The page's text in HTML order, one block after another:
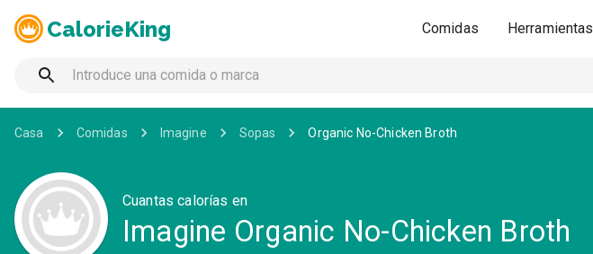
CalorieKing Comidas Herramientas
Casa Comidas Imagine Sopas Organic No-Chicken Broth
Cuantas calorías en
Imagine Organic No-Chicken Broth